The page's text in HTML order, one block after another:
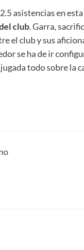
asistencias en
club. Garra,
el club y sus
se ha de ir
todo sobre la